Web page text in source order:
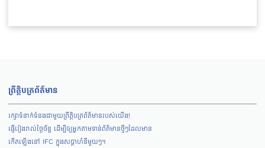
ព្រឹត្តិបត្រព័ត៌មាន
រក្សាទំនាក់ទំនងជាមួយព្រឹត្តិបត្រព័ត៌មានរបស់យើង!
ផ្ញើរៀងរាល់ថ្ងៃច័ន្ទ ដើម្បីឲ្យអ្នកតាមទាន់ព័ត៌មានថ្មីៗដែលមាន
កើតឡើងនៅ IFC ក្នុងសប្តាហ៍នីមួយៗ។